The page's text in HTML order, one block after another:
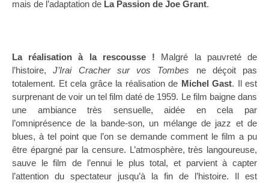
mais de l’adaptation de La Passion de Joe Grant.
La réalisation à la rescousse ! Malgré la pauvreté de
l’histoire,J’Irai Cracher sur vos Tombes ne déçoit pas
totalement. Et cela grâce la réalisation de Michel Gast. Il est
surprenant de voir un tel film daté de 1959. Le film baigne dans
une ambiance très sensuelle, aidée en cela par
l’omniprésence de la bande-son, un mélange de jazz et de
blues, à tel point que l’on se demande comment le film a pu
être épargné par la censure. L’atmosphère, très langoureuse,
sauve le film de l’ennui le plus total, et parvient à capter
l’attention du spectateur jusqu’à la fin de l’histoire. Il est